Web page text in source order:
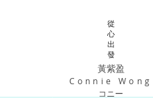
從
心
出
發
黃紫盈
Connie Wong
コニー